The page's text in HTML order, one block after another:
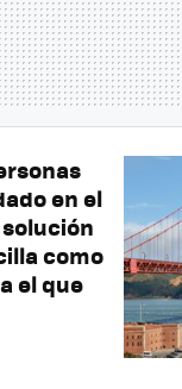
en el
solución
como
el que